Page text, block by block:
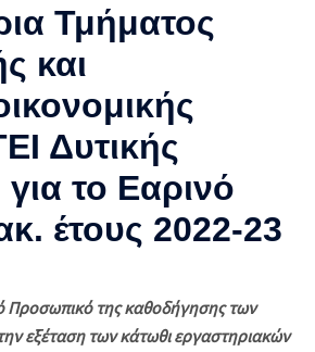
Τμήματος
και
Δυτικής
το Εαρινό
έτους 2022-23
Προσωπικό της καθοδήγησης των
εξέταση των κάτωθι εργαστηριακών